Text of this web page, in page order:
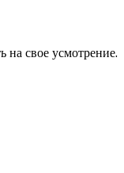
на свое усмотрение.